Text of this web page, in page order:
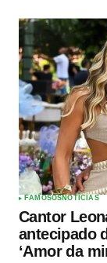
FAMOSOSNOTÍCIAS
Cantor
antecipado
‘Amor da